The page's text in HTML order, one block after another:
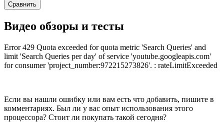
Сравнить
Видео обзоры и тесты
Error 429 Quota exceeded for quota metric 'Search Queries' and
limit 'Search Queries per day' of service 'youtube.googleapis.com'
for consumer 'project_number:972215273826'. : rateLimitExceeded
Если вы нашли ошибку или вам есть что добавить, пишите в
комментариях. Был ли у вас опыт использования этого
процессора? Стоит ли покупать такой сегодня?